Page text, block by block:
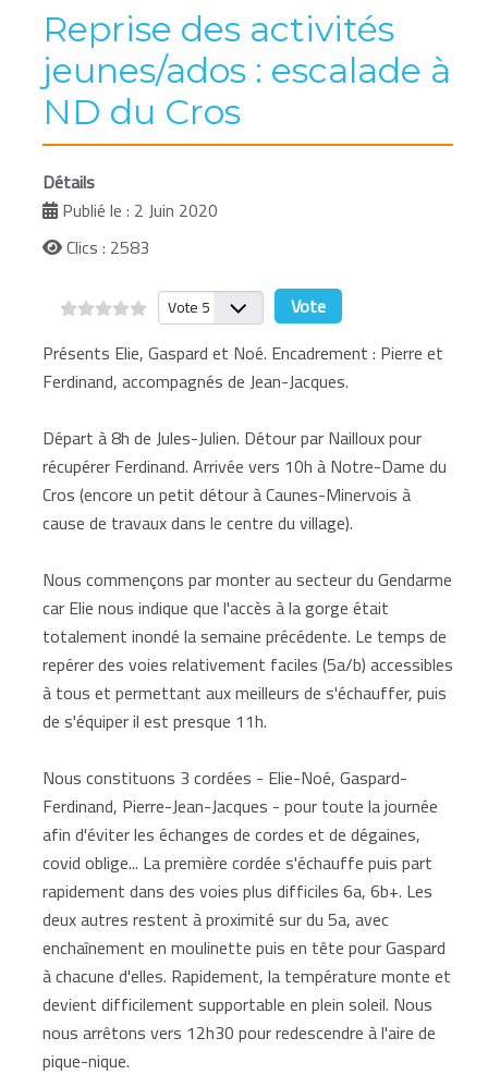
Reprise des activités
jeunes/ados : escalade à
ND du Cros
Détails
Publié le : 2 Juin 2020
Clics : 2583
Veuillez voter
Présents Elie, Gaspard et Noé. Encadrement : Pierre et
Ferdinand, accompagnés de Jean-Jacques.
Départ à 8h de Jules-Julien. Détour par Nailloux pour
récupérer Ferdinand. Arrivée vers 10h à Notre-Dame du
Cros (encore un petit détour à Caunes-Minervois à
cause de travaux dans le centre du village).
Nous commençons par monter au secteur du Gendarme
car Elie nous indique que l'accès à la gorge était
totalement inondé la semaine précédente. Le temps de
repérer des voies relativement faciles (5a/b) accessibles
à tous et permettant aux meilleurs de s'échauffer, puis
de s'équiper il est presque 11h.
Nous constituons 3 cordées - Elie-Noé, Gaspard-
Ferdinand, Pierre-Jean-Jacques - pour toute la journée
afin d'éviter les échanges de cordes et de dégaines,
covid oblige... La première cordée s'échauffe puis part
rapidement dans des voies plus difficiles 6a, 6b+. Les
deux autres restent à proximité sur du 5a, avec
enchaînement en moulinette puis en tête pour Gaspard
à chacune d'elles. Rapidement, la température monte et
devient difficilement supportable en plein soleil. Nous
nous arrêtons vers 12h30 pour redescendre à l'aire de
pique-nique.